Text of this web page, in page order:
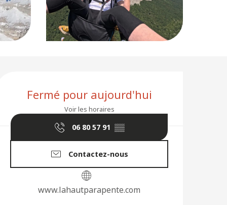
et
Fermé pour aujourd'hui
Voir les horaires
06 80 57 91 ▒▒
Contactez-nous
www.lahautparapente.com